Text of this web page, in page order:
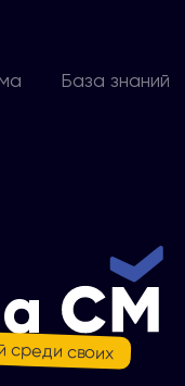
среди своих
База знаний